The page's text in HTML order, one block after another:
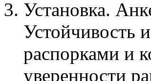
Установка.
Устойчивость
распорками и
уверенности